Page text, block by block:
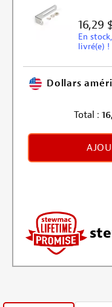
16,29
En
livré(e) !
Dollars
Total :